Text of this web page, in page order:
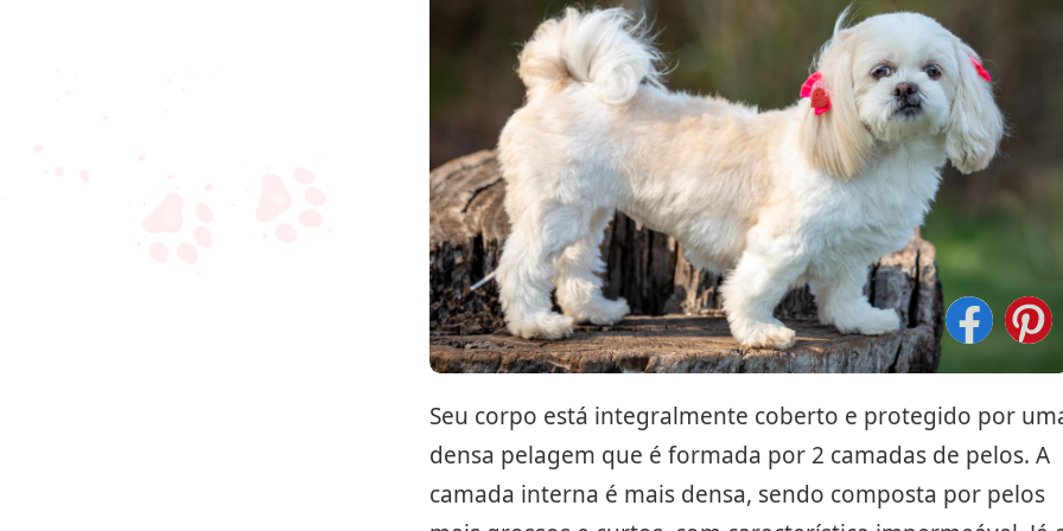
Seu corpo está integralmente coberto e protegido por
densa pelagem que é formada por 2 camadas de pelos. A
camada interna é mais densa, sendo composta por pelos